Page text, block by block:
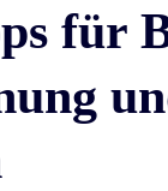
für